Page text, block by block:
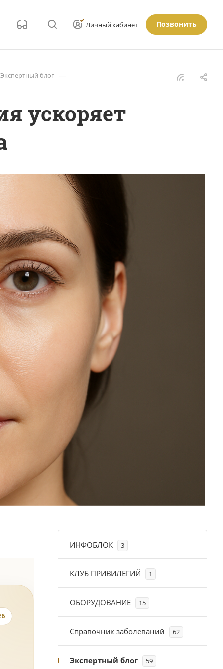
Личный кабинет Позвонить
Экспертный блог —
ускоряет
ИНФОБЛОК 3
КЛУБ ПРИВИЛЕГИЙ 1
ОБОРУДОВАНИЕ 15
Справочник заболеваний 62
Экспертный блог 59